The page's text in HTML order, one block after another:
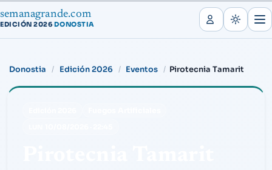
semanagrande.com
EDICIÓN 2026·DONOSTIA
Donostia Edición 2026 Eventos Pirotecnia Tamarit